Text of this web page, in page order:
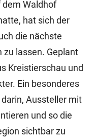
dem Waldhof
hat sich der
die nächste
lassen. Geplant
Kreistierschau und
Ein besonderes
Aussteller mit
und so die
sichtbar zu